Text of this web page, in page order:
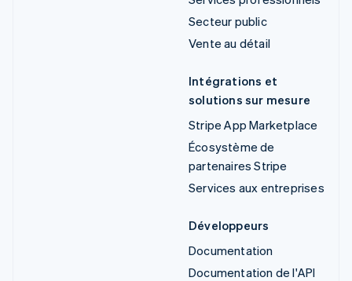
Secteur public
Vente au détail
Intégrations et
solutions sur mesure
Stripe App Marketplace
Écosystème de
partenaires Stripe
Services aux entreprises
Développeurs
Documentation
Documentation de l'API